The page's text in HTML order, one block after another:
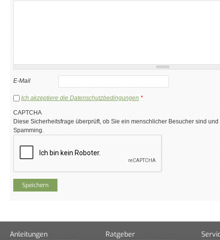
E-Mail
Ich akzeptiere die Datenschutzbedingungen *
CAPTCHA
Diese Sicherheitsfrage überprüft, ob Sie ein menschlicher Besucher sind
Spamming.
Anleitungen Ratgeber